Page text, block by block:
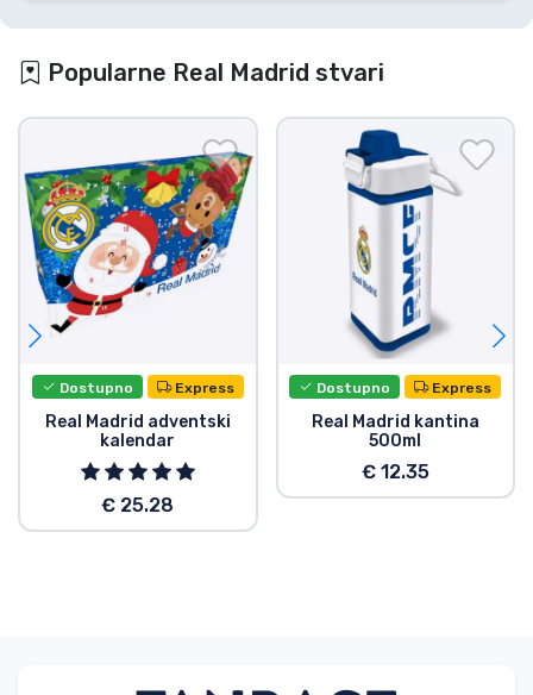
Popularne Real Madrid stvari
Dostupno Express
Real Madrid adventski
kalendar
€ 25.28
Dostupno Express
Real Madrid kantina
500ml
€ 12.35